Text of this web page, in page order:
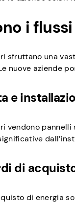
i
sfruttano una
nuove aziende
e
vendono
di
di energia